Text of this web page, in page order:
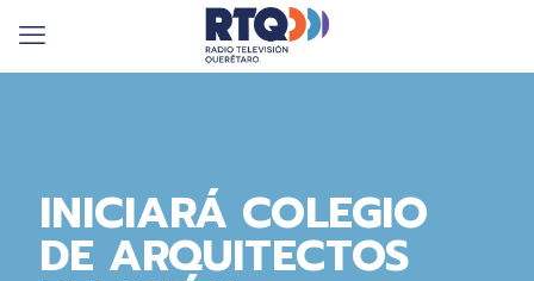
INICIARÁ COLEGIO
DE ARQUITECTOS